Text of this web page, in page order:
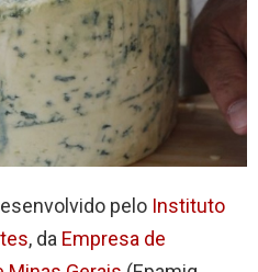
pelo Instituto
, da Empresa de